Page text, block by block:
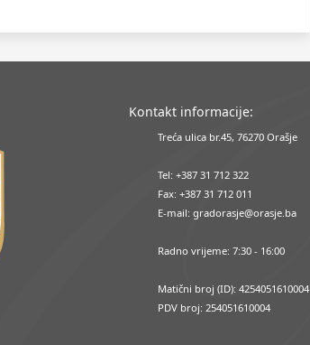
Kontakt informacije:
Treća ulica br.45, 76270 Orašje
Tel: +387 31 712 322
Fax: +387 31 712 011
E-mail: gradorasje@orasje.ba
Radno vrijeme: 7:30 - 16:00
Matični broj (ID): 4254051610004
PDV broj: 254051610004